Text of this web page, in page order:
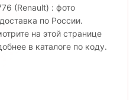
(Renault) : фото
по России.
на этой странице
в каталоге по коду.